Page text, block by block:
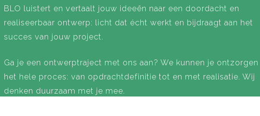
BLO luistert en vertaalt jouw ideeën naar een doordacht en
realiseerbaar ontwerp: licht dat écht werkt en bijdraagt aan het
succes van jouw project.
Ga je een ontwerptraject met ons aan? We kunnen je ontzorgen
het hele proces: van opdrachtdefinitie tot en met realisatie. Wij
denken duurzaam met je mee.